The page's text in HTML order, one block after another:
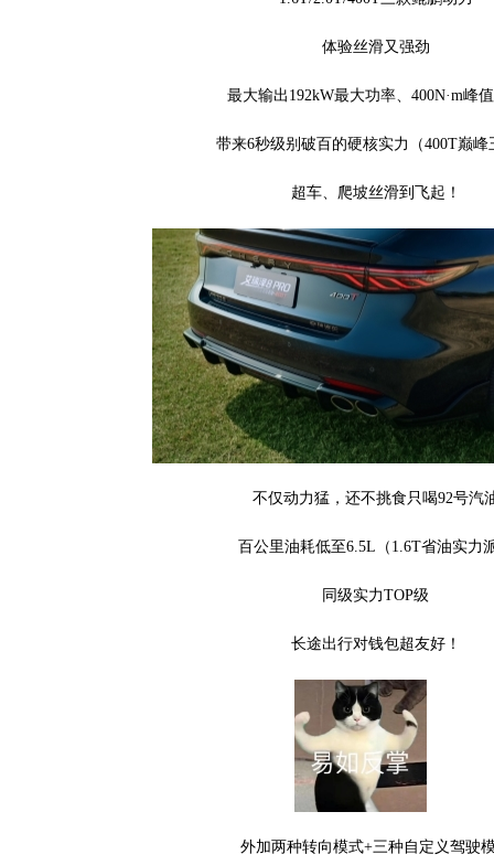
体验丝滑又强劲
最大输出192kW最大功率、400N·m峰
带来6秒级别破百的硬核实力（400T巅峰
超车、爬坡丝滑到飞起！
不仅动力猛，还不挑食只喝92号汽
百公里油耗低至6.5L（1.6T省油实力
同级实力TOP级
长途出行对钱包超友好！
外加两种转向模式+三种自定义驾驶